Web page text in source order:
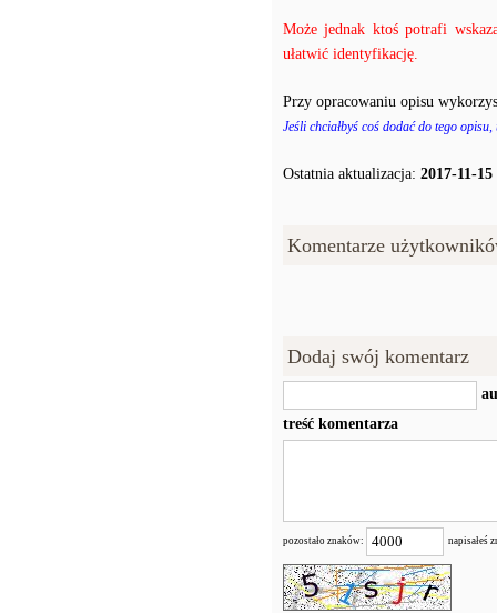
Może jednak ktoś potrafi
ułatwić identyfikację.
Przy opracowaniu opisu
Jeśli chciałbyś coś dodać do tego
Ostatnia aktualizacja: 2017-11-15
Komentarze
Dodaj swój komentarz
treść komentarza
pozostało znaków: napisałeś